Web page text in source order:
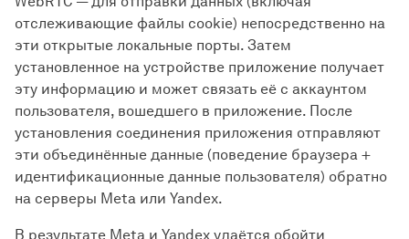
отслеживающие файлы cookie) непосредственно на
эти открытые локальные порты. Затем
установленное на устройстве приложение получает
эту информацию и может связать её с аккаунтом
пользователя, вошедшего в приложение. После
установления соединения приложения отправляют
эти объединённые данные (поведение браузера +
идентификационные данные пользователя) обратно
на серверы Meta или Yandex.
В результате Meta и Yandex удаётся обойти